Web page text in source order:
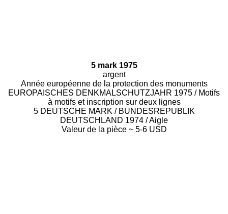
5 mark 1975
argent
Année européenne de la protection des monuments
EUROPAISCHES DENKMALSCHUTZJAHR 1975 / Motifs
à motifs et inscription sur deux lignes
5 DEUTSCHE MARK / BUNDESREPUBLIK
DEUTSCHLAND 1974 / Aigle
Valeur de la pièce ~ 5-6 USD